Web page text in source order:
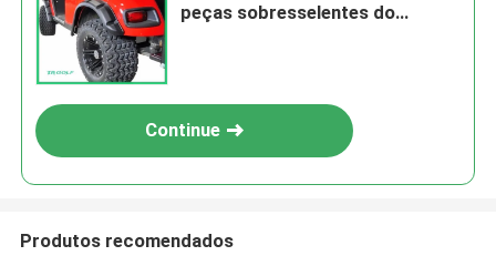
peças sobresselentes do
Continue
Produtos recomendados